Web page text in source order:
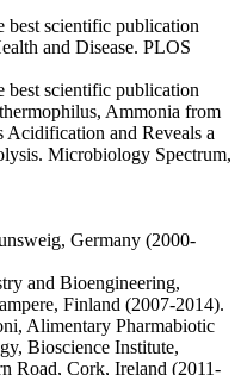
scientific publication
and Disease. PLOS
scientific publication
Ammonia from
and Reveals a
Microbiology Spectrum,
Germany (2000-
and Bioengineering,
Finland (2007-2014).
Alimentary Pharmabiotic
Bioscience Institute,
Road, Cork, Ireland (2011-